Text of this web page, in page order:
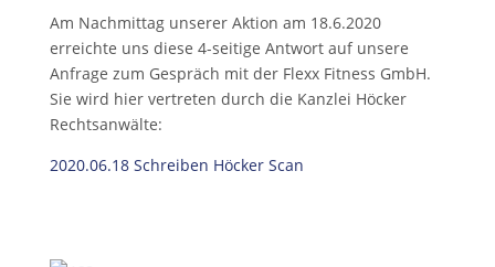
Am Nachmittag unserer Aktion am 18.6.2020
erreichte uns diese 4-seitige Antwort auf unsere
Anfrage zum Gespräch mit der Flexx Fitness GmbH.
Sie wird hier vertreten durch die Kanzlei Höcker
Rechtsanwälte:
2020.06.18 Schreiben Höcker Scan